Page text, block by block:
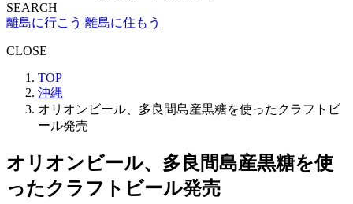
SEARCH
離島に行こう 離島に住もう
CLOSE
TOP
沖縄
オリオンビール、多良間島産黒糖を使ったクラフトビ
ール発売
オリオンビール、多良間島産黒糖を使
ったクラフトビール発売